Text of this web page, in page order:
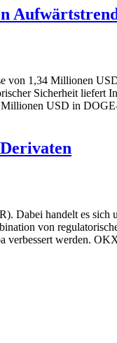
Aufwärtstrend
1,34 Millionen
Sicherheit liefert
USD in
Dabei handelt es
von
werden.